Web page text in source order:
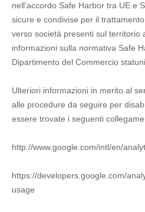
nell’accordo Safe Harbor tra UE e
sicure e condivise per il
verso società presenti sul territorio
informazioni sulla normativa Safe
Dipartimento del Commercio
Ulteriori informazioni in merito al
alle procedure da seguire per
essere trovate i seguenti
http://www.google.com/intl/en/
https://developers.google.com/
usage